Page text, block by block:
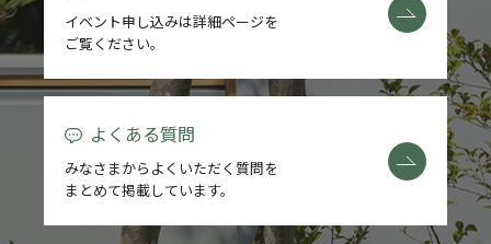
イベント申し込みは詳細ページを
ご覧ください。
よくある質問
みなさまからよくいただく質問を
まとめて掲載しています。